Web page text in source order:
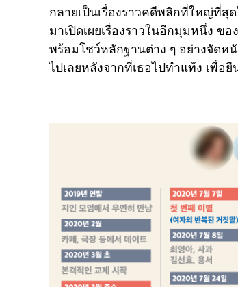
กลายเป็นเรื่องราวคดีพลิกที่ใหญ่ที่สุ
มาเปิดเผยเรื่องราวในอีกมุมหนึ่ง ข
พร้อมโชว์หลักฐานต่าง ๆ อย่างจัดห
ไปเลยหลังจากที่เธอไปทำแท้ง เพื่อ